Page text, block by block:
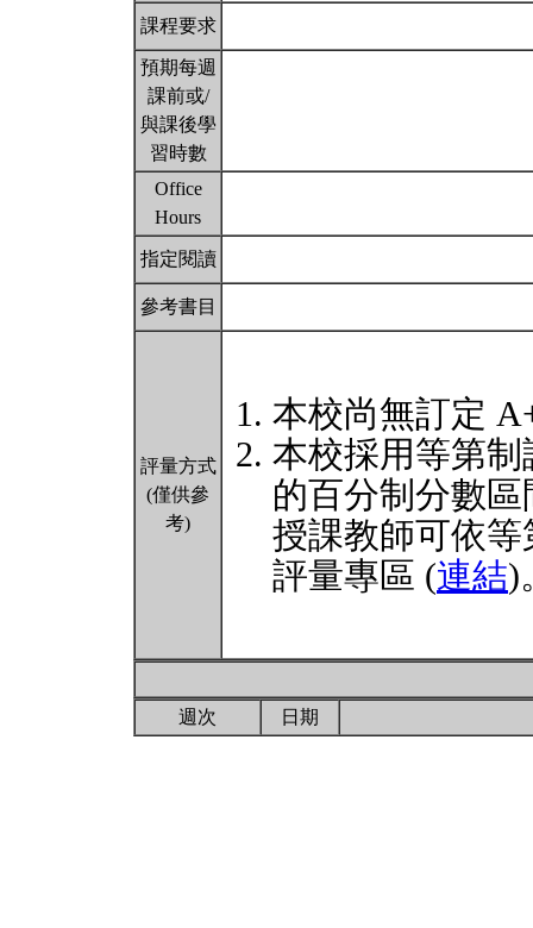
課程要求
預期每週
課前或/
與課後學
習時數
Office
Hours
指定閱讀
參考書目
評量方式
(僅供參
考)
本校尚無訂定
本校採用等第
的百分制分數
授課教師可依
評量專區 (連結)
週次 日期